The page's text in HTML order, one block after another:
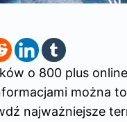
o 800 plus
można
najważniejsze